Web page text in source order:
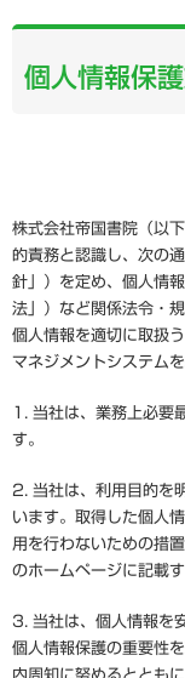
個人情報保
株式会社帝国書院（以
的責務と認識し、次の
針」）を定め、個人情
法」）など関係法令・
個人情報を適切に取扱
マネジメントシステム
1. 当社は、業務上必要
す。
2. 当社は、利用目的を
います。取得した個人
用を行わないための措
のホームページに記載
3. 当社は、個人情報を
個人情報保護の重要性